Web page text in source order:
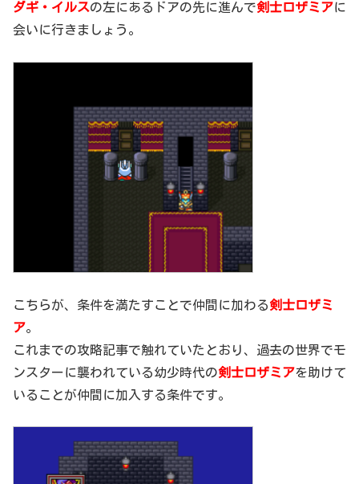
ダギ・イルスの左にあるドアの先に進んで剣士ロザミアに
会いに行きましょう。
こちらが、条件を満たすことで仲間に加わる剣士ロザミ
ア。
これまでの攻略記事で触れていたとおり、過去の世界でモ
ンスターに襲われている幼少時代の剣士ロザミアを助けて
いることが仲間に加入する条件です。